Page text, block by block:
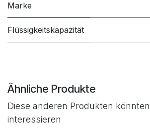
Marke
Flüssigkeitskapazität
Ähnliche Produkte
Diese anderen Produkten könnten
interessieren